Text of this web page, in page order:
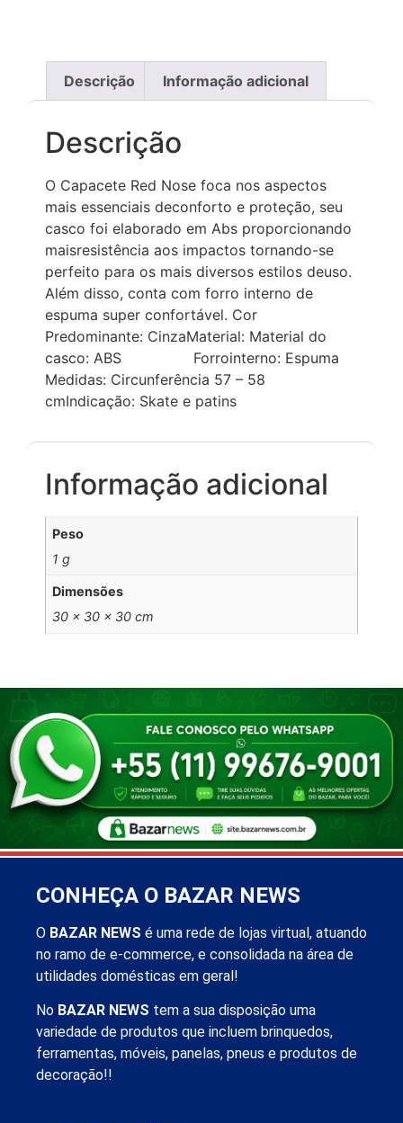
Descrição Informação adicional
Descrição
O Capacete Red Nose foca nos aspectos
mais essenciais deconforto e proteção, seu
casco foi elaborado em Abs proporcionando
maisresistência aos impactos tornando-se
perfeito para os mais diversos estilos deuso.
Além disso, conta com forro interno de
espuma super confortável. Cor
Predominante: CinzaMaterial: Material do
casco: ABS Forrointerno: Espuma
Medidas: Circunferência 57 – 58
cmIndicação: Skate e patins
Informação adicional
Peso
1 g
Dimensões
30 × 30 × 30 cm
CONHEÇA O BAZAR NEWS
O BAZAR NEWS é uma rede de lojas virtual, atuando
no ramo de e-commerce, e consolidada na área de
utilidades domésticas em geral!
No BAZAR NEWS tem a sua disposição uma
variedade de produtos que incluem brinquedos,
ferramentas, móveis, panelas, pneus e produtos de
decoração!!